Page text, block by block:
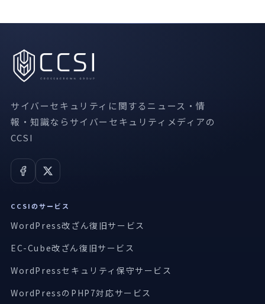
サイバーセキュリティに関するニュース・情
報・知識ならサイバーセキュリティメディアの
CCSI
CCSIのサービス
WordPress改ざん復旧サービス
EC-Cube改ざん復旧サービス
WordPressセキュリティ保守サービス
WordPressのPHP7対応サービス